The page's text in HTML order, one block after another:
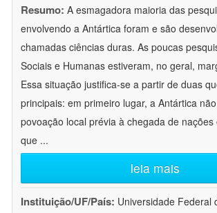
Resumo: A esmagadora maioria das
envolvendo a Antártica foram e são
chamadas ciências duras. As poucas
Sociais e Humanas estiveram, no geral,
Essa situação justifica-se a partir de duas
principais: em primeiro lugar, a Antártica
povoação local prévia à chegada de
que ...
leia mais
Instituição/UF/País: Universidade Federal